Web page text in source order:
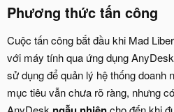
Phương thức tấn công​
Cuộc tấn công bắt đầu khi Mad
với máy tính qua ứng dụng
sử dụng để quản lý hệ thống doanh
mục tiêu vẫn chưa rõ ràng, nhưng